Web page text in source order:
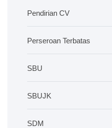
Pendirian CV
Perseroan Terbatas
SBU
SBUJK
SDM